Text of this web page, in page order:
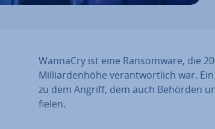
WannaCry ist eine Ran­som­wa­re, die
Mil­li­ar­den­hö­he ver­ant­wort­lich war.
zu dem Angriff, dem auch Behörden
fielen.